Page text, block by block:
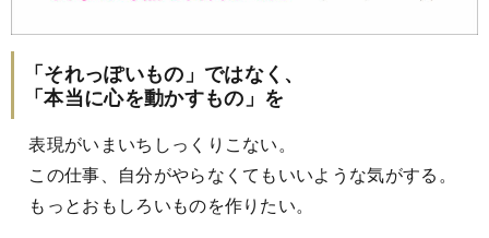
「それっぽいもの」ではなく、
「本当に心を動かすもの」を
表現がいまいちしっくりこない。
この仕事、自分がやらなくてもいいような気がする。
もっとおもしろいものを作りたい。